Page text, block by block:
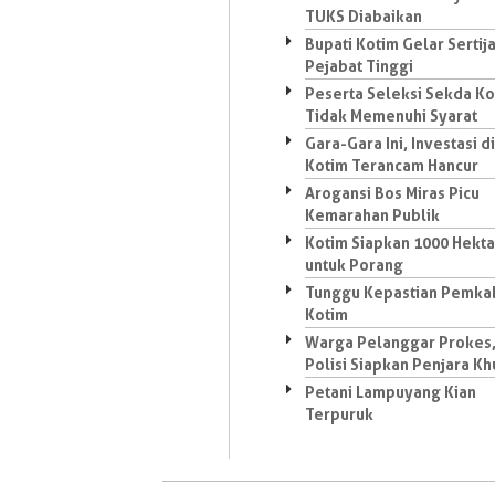
TUKS Diabaikan
Bupati Kotim Gelar
Pejabat Tinggi
Peserta Seleksi Sekda
Tidak Memenuhi Syarat
Gara-Gara Ini, Investasi di
Kotim Terancam Hancur
Arogansi Bos Miras Picu
Kemarahan Publik
Kotim Siapkan 1000
untuk Porang
Tunggu Kepastian
Kotim
Warga Pelanggar Prokes,
Polisi Siapkan Penjara
Petani Lampuyang Kian
Terpuruk